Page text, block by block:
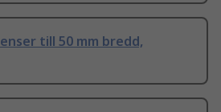
till 50 mm bredd,